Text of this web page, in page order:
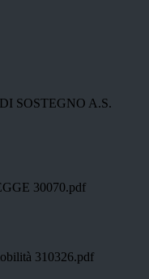
SOSTEGNO A.S.
30070.pdf
310326.pdf